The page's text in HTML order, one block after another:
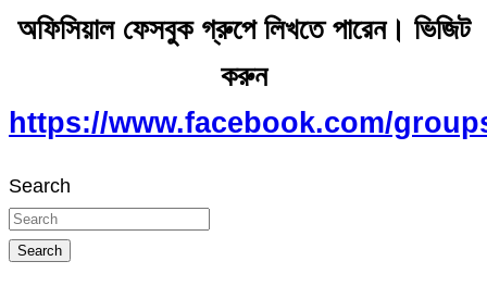
অফিসিয়াল ফেসবুক গ্রুপে লিখতে পারেন। ভিজিট
করুন
https://www.facebook.com/
Search
Search